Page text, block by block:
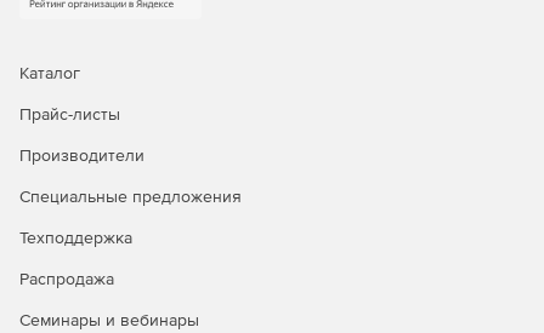
ремонта автомобиля с использованием норм времени
вычислениям пользователю понадобиться времени в
десятки раз меньше, чем при работе с бумажной
рабочего времени и составления расписаний на
Эффективное и оперативное планирование
целом на предприятии, так и в отдельном
Каталог
Прайс-листы
Производители
Специальные предложения
Техподдержка
Распродажа
Семинары и вебинары